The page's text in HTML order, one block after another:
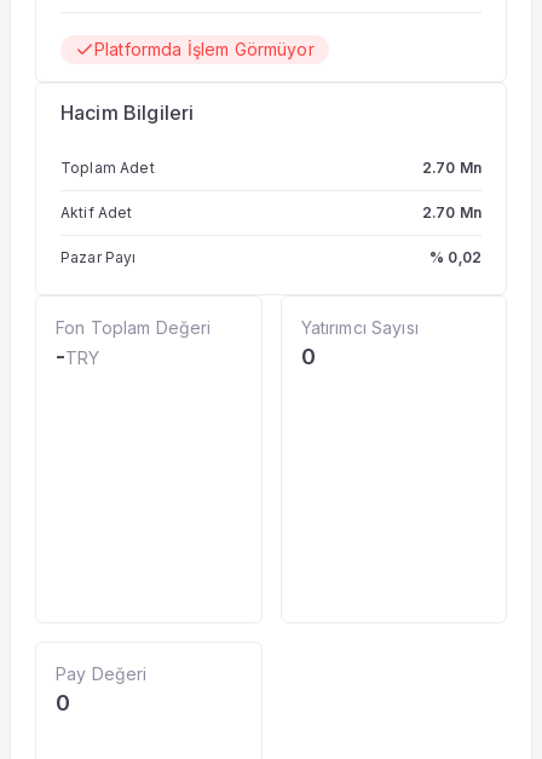
Platformda İşlem Görmüyor
Hacim Bilgileri
Toplam Adet 2.70 Mn
Aktif Adet 2.70 Mn
Pazar Payı % 0,02
Fon Toplam Değeri
-TRY
Yatırımcı Sayısı
0
Pay Değeri
0